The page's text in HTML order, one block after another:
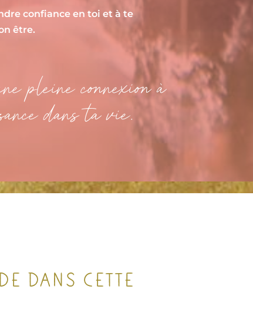
confiance en toi et à te
être.
pleine connexion à
dans ta vie.
DANS CETTE